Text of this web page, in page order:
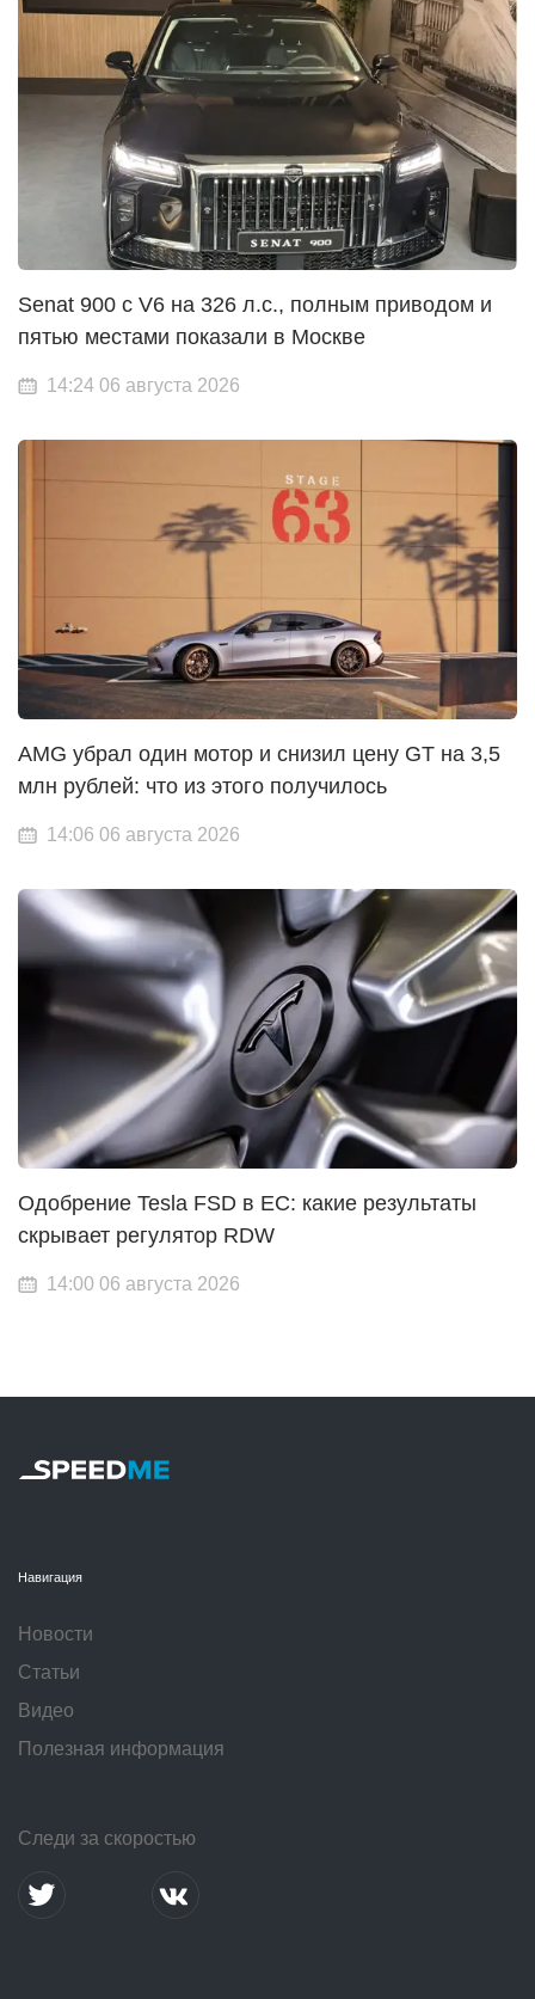
Senat 900 с V6 на 326 л.с., полным приводом и
пятью местами показали в Москве
14:24 06 августа 2026
AMG убрал один мотор и снизил цену GT на 3,5
млн рублей: что из этого получилось
14:06 06 августа 2026
Одобрение Tesla FSD в ЕС: какие результаты
скрывает регулятор RDW
14:00 06 августа 2026
Навигация
Новости
Статьи
Видео
Полезная информация
Следи за скоростью